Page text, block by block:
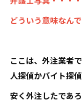
どういう意味なんで
ここは、外注業者
人探偵かバイト探
安く外注したであ